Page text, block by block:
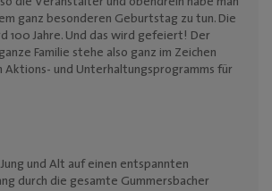
ganz besonderen Geburtstag zu tun. Die
100 Jahre. Und das wird gefeiert! Der
Familie stehe also ganz im Zeichen
Aktions- und Unterhaltungsprogramms für
und Alt auf einen entspannten
durch die gesamte Gummersbacher